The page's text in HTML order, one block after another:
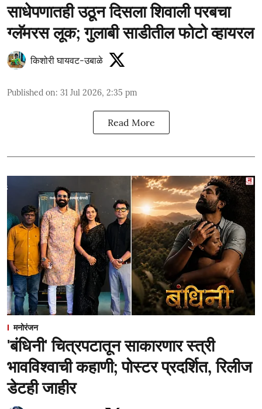
साधेपणातही उठून दिसला शिवाली परबचा
ग्लॅमरस लूक; गुलाबी साडीतील फोटो व्हायरल
किशोरी घायवट-उबाळे
Published on: 31 Jul 2026, 2:35 pm
Read More
मनोरंजन
'बंधिनी' चित्रपटातून साकारणार स्त्री
भावविश्वाची कहाणी; पोस्टर प्रदर्शित, रिलीज
डेटही जाहीर